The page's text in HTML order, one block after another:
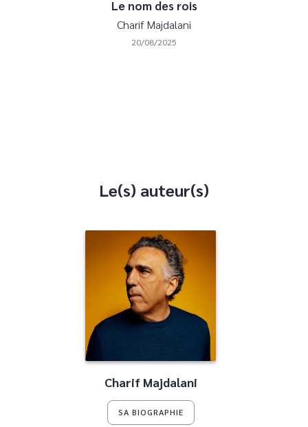
Le nom des rois
Charif Majdalani
20/08/2025
Le(s) auteur(s)
Charif Majdalani
SA BIOGRAPHIE